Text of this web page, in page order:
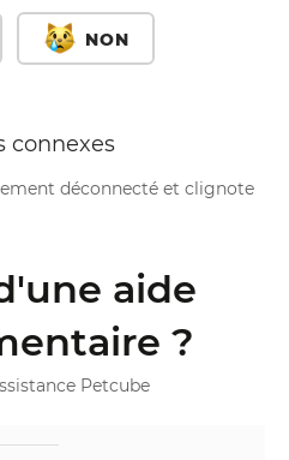
NON
connexes
déconnecté et clignote
aide
?
Petcube